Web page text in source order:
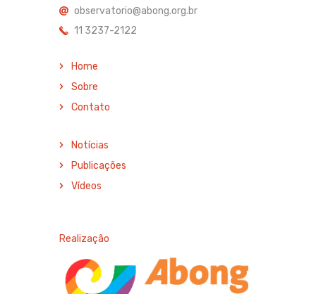
observatorio@abong.org.br
11 3237-2122
Home
Sobre
Contato
Notícias
Publicações
Vídeos
Realização